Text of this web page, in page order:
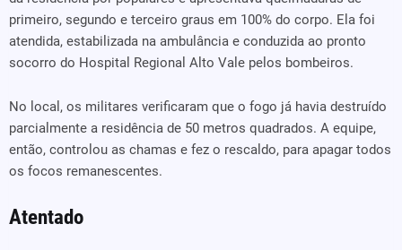
primeiro, segundo e terceiro graus em 100% do corpo. Ela foi
atendida, estabilizada na ambulância e conduzida ao pronto
socorro do Hospital Regional Alto Vale pelos bombeiros.
No local, os militares verificaram que o fogo já havia destruído
parcialmente a residência de 50 metros quadrados. A equipe,
então, controlou as chamas e fez o rescaldo, para apagar todos
os focos remanescentes.
Atentado